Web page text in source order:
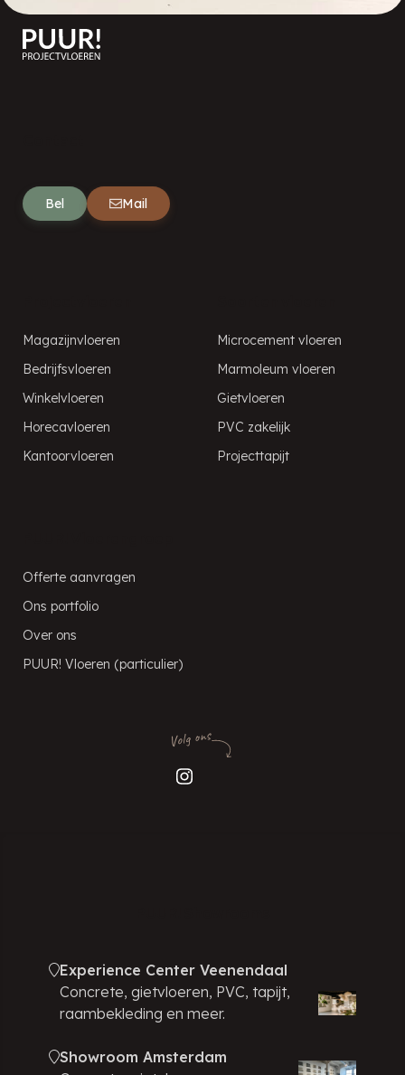
Volg ons
Bel Mail
Magazijnvloeren
Bedrijfsvloeren
Winkelvloeren
Horecavloeren
Kantoorvloeren
Microcement vloeren
Marmoleum vloeren
Gietvloeren
PVC zakelijk
Projecttapijt
Offerte aanvragen
Ons portfolio
Over ons
PUUR! Vloeren (particulier)
Experience Center Veenendaal
Concrete, gietvloeren, PVC, tapijt,
raambekleding en meer.
Showroom Amsterdam